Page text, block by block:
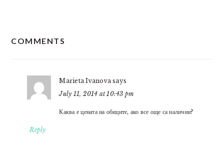
INTERACTIONS
COMMENTS
Marieta Ivanova says
July 11, 2014 at 10:43 pm
Каква е цената на обиците, ако все още са налични?
Reply